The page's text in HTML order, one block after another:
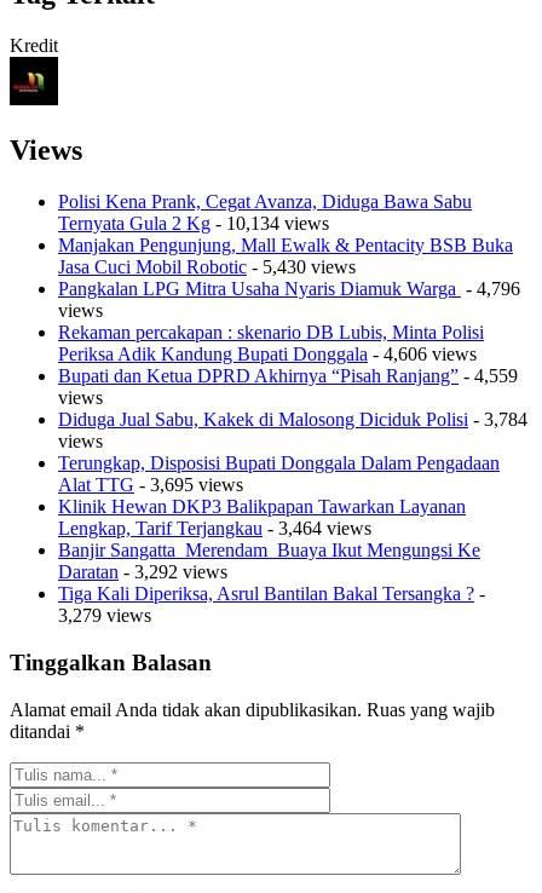
Kredit
Views
Polisi Kena Prank, Cegat Avanza, Diduga Bawa Sabu
Ternyata Gula 2 Kg - 10,134 views
Manjakan Pengunjung, Mall Ewalk & Pentacity BSB Buka
Jasa Cuci Mobil Robotic - 5,430 views
Pangkalan LPG Mitra Usaha Nyaris Diamuk Warga - 4,796
views
Rekaman percakapan : skenario DB Lubis, Minta Polisi
Periksa Adik Kandung Bupati Donggala - 4,606 views
Bupati dan Ketua DPRD Akhirnya “Pisah Ranjang” - 4,559
views
Diduga Jual Sabu, Kakek di Malosong Diciduk Polisi - 3,784
views
Terungkap, Disposisi Bupati Donggala Dalam Pengadaan
Alat TTG - 3,695 views
Klinik Hewan DKP3 Balikpapan Tawarkan Layanan
Lengkap, Tarif Terjangkau - 3,464 views
Banjir Sangatta Merendam Buaya Ikut Mengungsi Ke
Daratan - 3,292 views
Tiga Kali Diperiksa, Asrul Bantilan Bakal Tersangka ? -
3,279 views
Tinggalkan Balasan
Alamat email Anda tidak akan dipublikasikan. Ruas yang wajib
ditandai *